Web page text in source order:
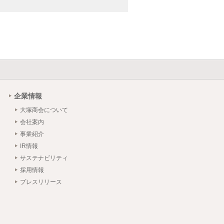
企業情報
大塚商会について
会社案内
事業紹介
IR情報
サステナビリティ
採用情報
プレスリリース